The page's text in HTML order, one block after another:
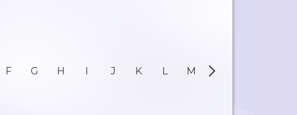
F G H I J K L M N